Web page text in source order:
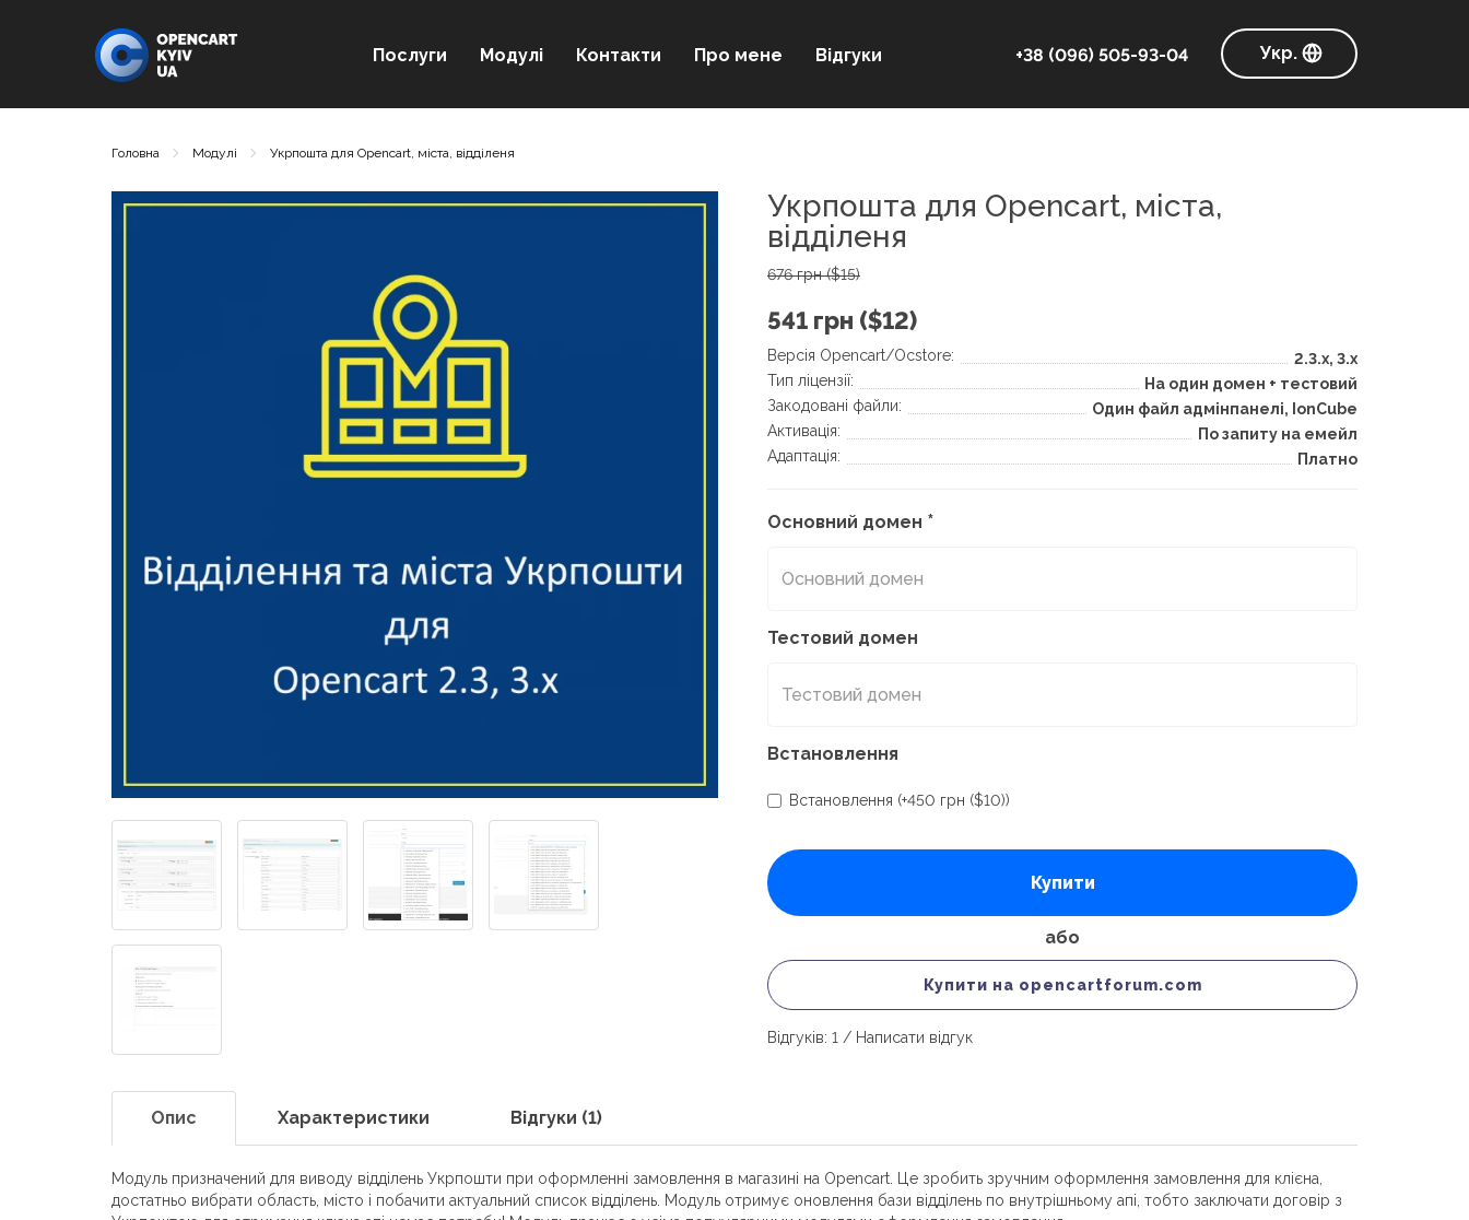
Послуги Модулі Контакти Про мене Відгуки +38 (096) 505-93-04 Укр.
Головна Модулі Укрпошта для Opencart, міста, відділеня
Укрпошта для Opencart, міста,
відділеня
676 грн ($15)
541 грн ($12)
Версія Opencart/Ocstore:
2.3.x, 3.x
Тип ліцензії:
На один домен + тестовий
Закодовані файли:
Один файл адмінпанелі, IonCube
Активація:
По запиту на емейл
Адаптація:
Платно
Основний домен
Тестовий домен
Встановлення
Встановлення (+450 грн ($10))
Купити
або
Купити на opencartforum.com
Відгуків: 1 / Написати відгук
Опис Характеристики Відгуки (1)
Модуль призначений для виводу відділень Укрпошти при оформленні замовлення в магазині на Opencart. Це зробить зручним оформлення замовлення для клієна,
достатньо вибрати область, місто і побачити актуальний список відділень. Модуль отримує оновлення бази відділень по внутрішньому апі, тобто заключати договір з